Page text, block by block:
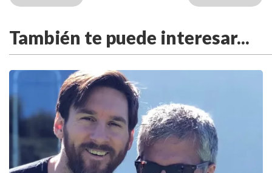
También te puede interesar...